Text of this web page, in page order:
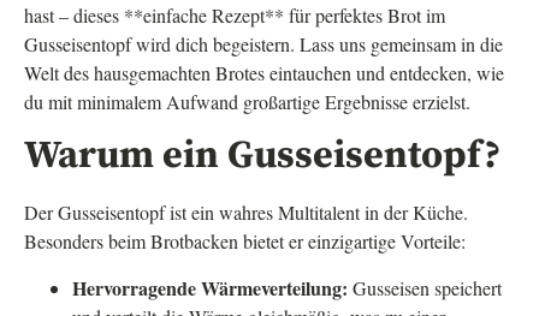
hast – dieses **einfache Rezept** für perfektes Brot im
Gusseisentopf wird dich begeistern. Lass uns gemeinsam in die
Welt des hausgemachten Brotes eintauchen und entdecken, wie
du mit minimalem Aufwand großartige Ergebnisse erzielst.
Warum ein Gusseisentopf?
Der Gusseisentopf ist ein wahres Multitalent in der Küche.
Besonders beim Brotbacken bietet er einzigartige Vorteile:
Hervorragende Wärmeverteilung: Gusseisen speichert